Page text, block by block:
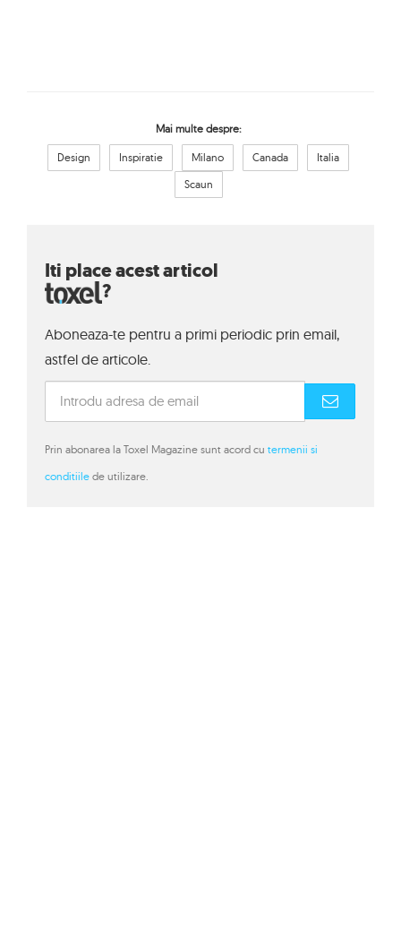
Mai multe despre:
Design Inspiratie Milano Canada
Italia
Scaun
Iti place acest articol
?
Aboneaza-te pentru a primi periodic prin email,
astfel de articole.
Prin abonarea la Toxel Magazine sunt acord cu termenii si
conditiile de utilizare.